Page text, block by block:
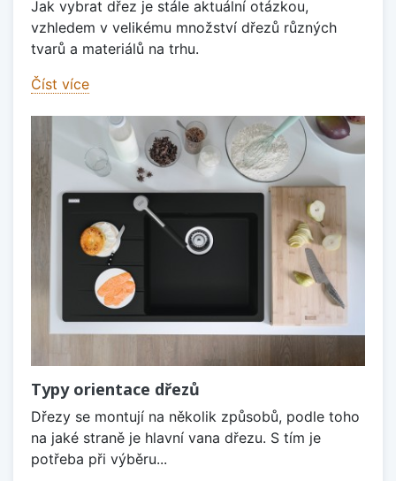
Jak vybrat dřez je stále aktuální otázkou,
vzhledem v velikému množství dřezů různých
tvarů a materiálů na trhu.
Číst více
Typy orientace dřezů
Dřezy se montují na několik způsobů, podle toho
na jaké straně je hlavní vana dřezu. S tím je
potřeba při výběru...